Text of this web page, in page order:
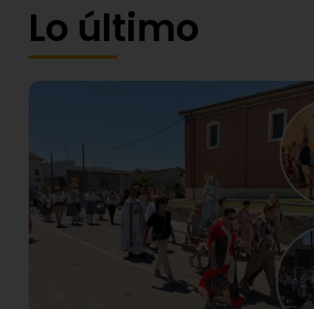
Lo último